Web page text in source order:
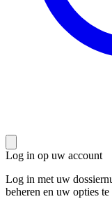
Log in op uw account
Log in met uw
beheren en uw opties te